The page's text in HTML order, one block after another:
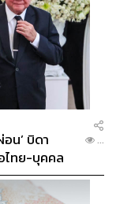
น’ บิดา
ไทย-บุคคล
...